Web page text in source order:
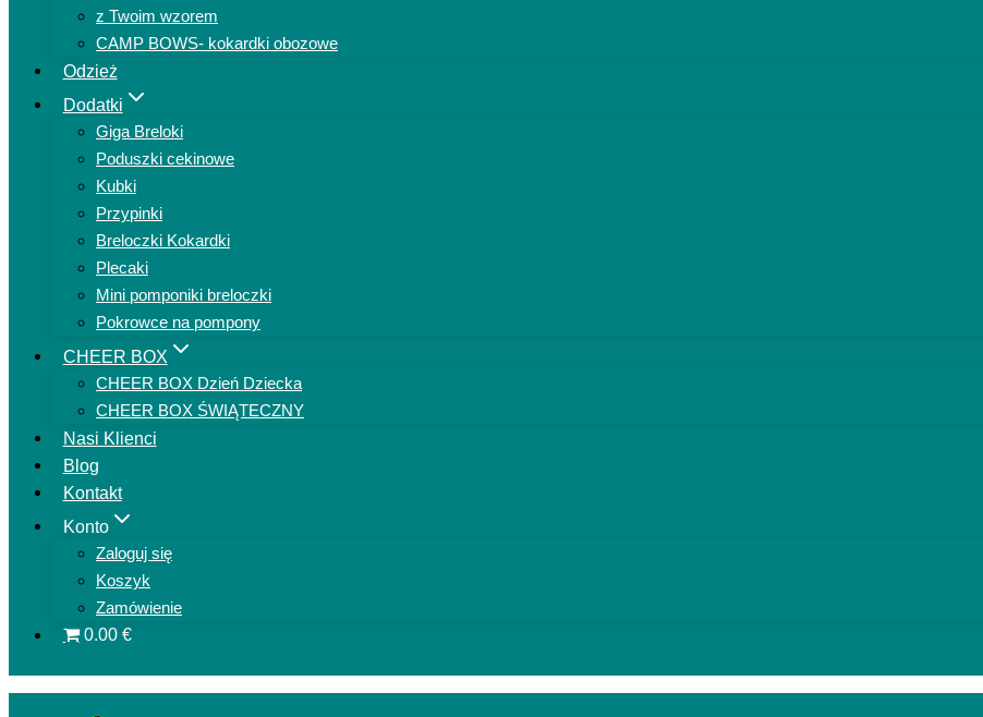
z Twoim wzorem
CAMP BOWS- kokardki obozowe
Odzież
Dodatki
Giga Breloki
Poduszki cekinowe
Kubki
Przypinki
Breloczki Kokardki
Plecaki
Mini pomponiki breloczki
Pokrowce na pompony
CHEER BOX
CHEER BOX Dzień Dziecka
CHEER BOX ŚWIĄTECZNY
Nasi Klienci
Blog
Kontakt
Konto
Zaloguj się
Koszyk
Zamówienie
0.00 €